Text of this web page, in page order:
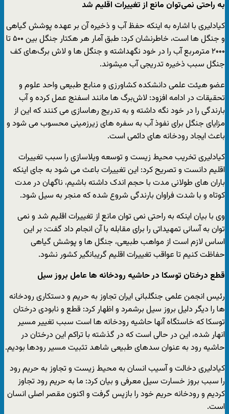
به راحتی نمی‌توان مانع از تغییرات اقلیم شد
کیادلیری با اشاره به اینکه حفظ آب و ذخیره آن بر عهده پوشش گیاهی
و جنگل ها است، خاطرنشان کرد: طبق آمار هر هکتار جنگل بین ۵۰۰ تا
۲۰۰۰ مترمربع آب را در خود نگهداشته و جنگل ها و لاش ‌برگ‌های کف
جنگل سبب ذخیره تدریجی آب میشوند.
عضو هیئت علمی دانشکده کشاورزی و منابع طبیعی واحد علوم و
تحقیقات در ادامه افزود: لاش‌برگ ها مانند اسفنج عمل کرده و آب
بارندگی را در خود نگه داشته و به تدریج رهاسازی می کنند که این از
مزایای جنگل برای نفوذ آب به سفره های زیرزمینی محسوب می شود و
باعث ایجاد رودخانه های دائمی است.
کیادلیری تخریب محیط زیست و توسعه ویلاسازی را سبب تغییرات
اقلیم دانست و تصریح کرد: این تغییرات باعث می شود به جای اینکه
باران های طولانی مدت با حجم اندک داشته باشیم، ناگهان در مدت
کوتاه و با شدت فراوان بارندگی شروع شده که منجر به سیل شود.
وی با بیان اینکه به راحتی نمی توان مانع از تغییرات اقلیم شد و نمی
توان به آسانی تمهیداتی را برای مقابله با آن انجام داد گفت: بر این
اساس لازم است از مواهب طبیعی، جنگل ها و پوشش گیاهی
حفاظت کنیم تا عواقب تغییرات اقلیم گریبانگیر کشور نشود.
قطع درختان توسکا در حاشیه رودخانه ها عامل بروز سیل
رئیس انجمن علمی جنگلبانی ایران تجاوز به حریم و دستکاری رودخانه
ها را دیگر دلیل بروز سیل برشمرد و اظهار کرد: قطع و نابودی درختان
توسکا که خاستگاه آنها حاشیه رودخانه ها است سبب تغییر مسیر
انهار شده، این در حالی است که در گذشته با تراکم این درختان در
حاشیه رود به عنوان سدهای طبیعی شاهد تثبیت مسیر رودها بودیم.
کیادلیری دخالت و آسیب انسان به محیط زیست و تجاوز به حریم رود
را سبب بروز خسارت سیل معرفی و بیان کرد: ما به حریم رود تجاوز
کردیم و رودخانه حریم خود را بازپس گرفت و اکنون مقصر اصلی انسان
است.